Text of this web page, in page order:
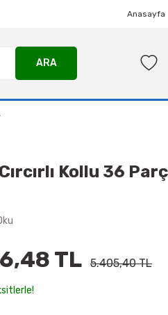
Anasayfa
ARA
Kollu 36
TL 5.405,40 TL